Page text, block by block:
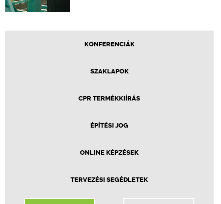
KONFERENCIÁK
SZAKLAPOK
CPR TERMÉKKIÍRÁS
ÉPÍTÉSI JOG
ONLINE KÉPZÉSEK
TERVEZÉSI SEGÉDLETEK